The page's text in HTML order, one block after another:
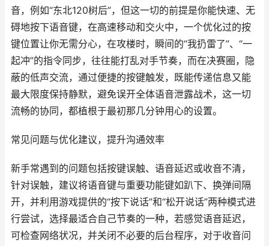
音，例如“东北120树后”，但这一切的前提是你能快速、无
碍地按下语音键，在高速移动和交火中，一个优化过的按
键位置让你无需分心，在攻楼时，瞬间的“我扔雷了”、“一
起冲”的指令同步，往往能打乱对手节奏，而在决赛圈，隐
蔽的低声交流，通过便捷的按键触发，既能传递信息又能
最大限度保持静默，避免误开全体语音泄露战术，这一切
流畅的协同，都植根于最初那几分钟用心的设置。
常见问题与优化建议，提升沟通效率
新手常遇到的问题包括按键误触、语音延迟或收音不清，
针对误触，建议将语音键与重要功能键如趴下、换弹间隔
开，并利用游戏提供的“按下说话”和“松开说话”两种模式进
行尝试，选择最适合自己节奏的一种，若感觉语音延迟，
可检查网络状况，并关闭不必要的后台程序，对于收音问